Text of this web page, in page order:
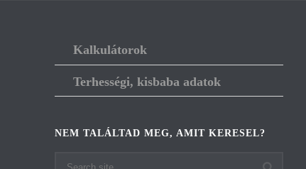
Kalkulátorok
Terhességi, kisbaba adatok
NEM TALÁLTAD MEG, AMIT KERESEL?